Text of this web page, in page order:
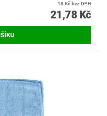
18 Kč bez DPH
21,78 Kč